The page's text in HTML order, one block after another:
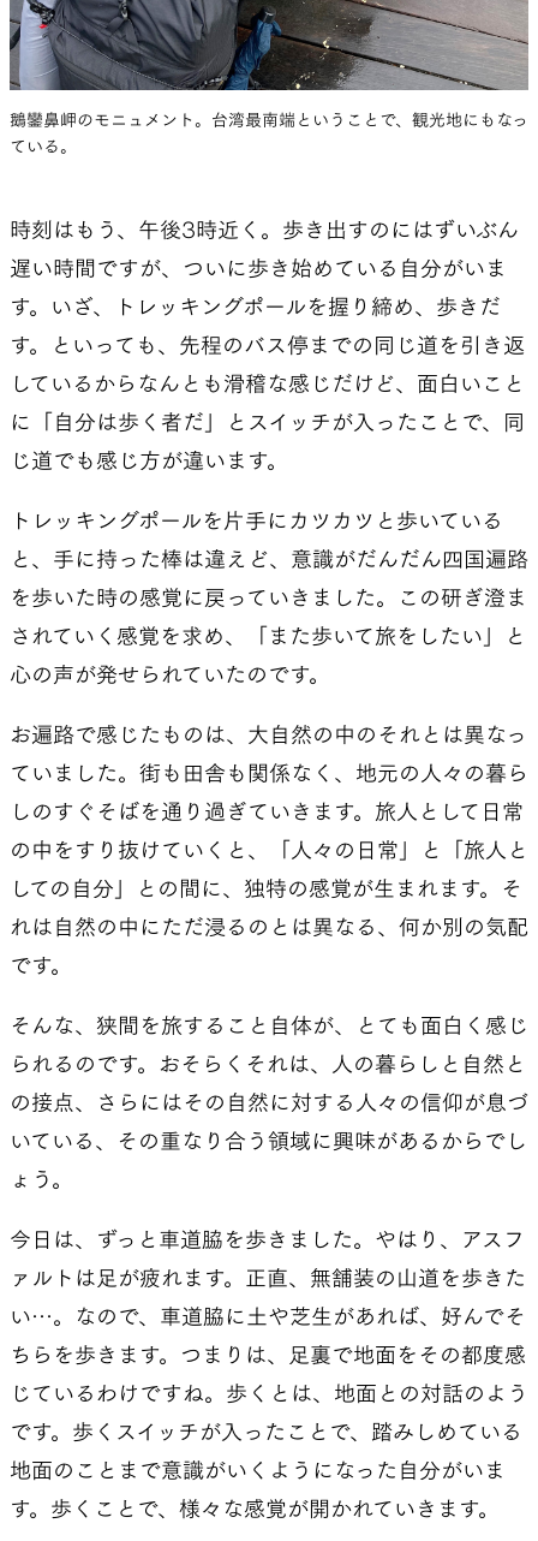
鵝鑾鼻岬のモニュメント。台湾最南端ということで、観光地にもなっ
ている。
時刻はもう、午後3時近く。歩き出すのにはずいぶん
遅い時間ですが、ついに歩き始めている自分がいま
す。いざ、トレッキングポールを握り締め、歩きだ
す。といっても、先程のバス停までの同じ道を引き返
しているからなんとも滑稽な感じだけど、面白いこと
に「自分は歩く者だ」とスイッチが入ったことで、同
じ道でも感じ方が違います。
トレッキングポールを片手にカツカツと歩いている
と、手に持った棒は違えど、意識がだんだん四国遍路
を歩いた時の感覚に戻っていきました。この研ぎ澄ま
されていく感覚を求め、「また歩いて旅をしたい」と
心の声が発せられていたのです。
お遍路で感じたものは、大自然の中のそれとは異なっ
ていました。街も田舎も関係なく、地元の人々の暮ら
しのすぐそばを通り過ぎていきます。旅人として日常
の中をすり抜けていくと、「人々の日常」と「旅人と
しての自分」との間に、独特の感覚が生まれます。そ
れは自然の中にただ浸るのとは異なる、何か別の気配
です。
そんな、狭間を旅すること自体が、とても面白く感じ
られるのです。おそらくそれは、人の暮らしと自然と
の接点、さらにはその自然に対する人々の信仰が息づ
いている、その重なり合う領域に興味があるからでし
ょう。
今日は、ずっと車道脇を歩きました。やはり、アスフ
ァルトは足が疲れます。正直、無舗装の山道を歩きた
い…。なので、車道脇に土や芝生があれば、好んでそ
ちらを歩きます。つまりは、足裏で地面をその都度感
じているわけですね。歩くとは、地面との対話のよう
です。歩くスイッチが入ったことで、踏みしめている
地面のことまで意識がいくようになった自分がいま
す。歩くことで、様々な感覚が開かれていきます。